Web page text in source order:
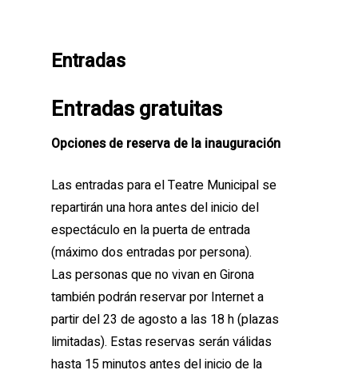
Entradas
Entradas gratuitas
Opciones de reserva de la inauguración
Las entradas para el Teatre Municipal se
repartirán una hora antes del inicio del
espectáculo en la puerta de entrada
(máximo dos entradas por persona).
Las personas que no vivan en Girona
también podrán reservar por Internet a
partir del 23 de agosto a las 18 h (plazas
limitadas). Estas reservas serán válidas
hasta 15 minutos antes del inicio de la